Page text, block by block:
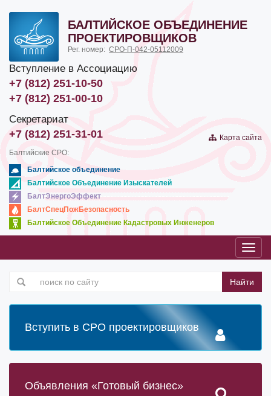
БАЛТИЙСКОЕ ОБЪЕДИНЕНИЕ
ПРОЕКТИРОВЩИКОВ
Рег. номер: СРО-П-042-05112009
Вступление в Ассоциацию
+7 (812) 251-10-50
+7 (812) 251-00-10
Секретариат
+7 (812) 251-31-01
Карта сайта
Балтийские СРО:
Балтийское объединение
Балтийское Объединение Изыскателей
БалтЭнергоЭффект
БалтСпецПожБезопасность
Балтийское Объединение Кадастровых Инженеров
Найти
Вступить в СРО проектировщиков
Объявления «Готовый бизнес»